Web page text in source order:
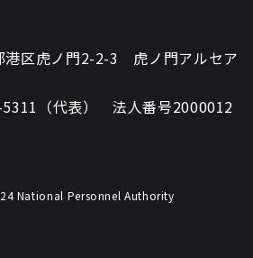
区虎ノ門2-2-3 虎ノ門アルセア
（代表） 法人番号2000012
National Personnel Authority